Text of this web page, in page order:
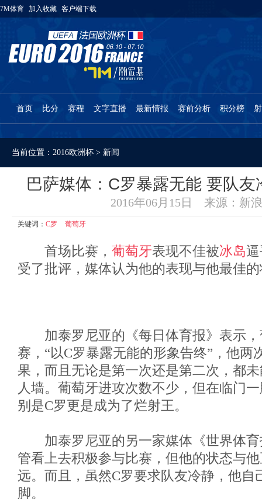
7M体育 加入收藏 客户端下载
首页 比分 赛程 文字直播 最新情报 赛前分析 积分榜
当前位置： 2016欧洲杯 > 新闻
巴萨媒体：C罗暴露无能 要队友
2016年06月15日 来源：新
关键词： C罗 葡萄牙
首场比赛， 葡萄牙表现不佳被冰岛
受了批评，媒体认为他的表现与他最佳
加泰罗尼亚的《每日体育报》表示，
赛，“以C罗暴露无能的形象告终”，他两
果，而且无论是第一次还是第二次，都
人墙。葡萄牙进攻次数不少，但在临门
别是C罗更是成为了烂射王。
加泰罗尼亚的另一家媒体《世界体育
管看上去积极参与比赛，但他的状态与
远。而且，虽然C罗要求队友冷静，他自
脚。